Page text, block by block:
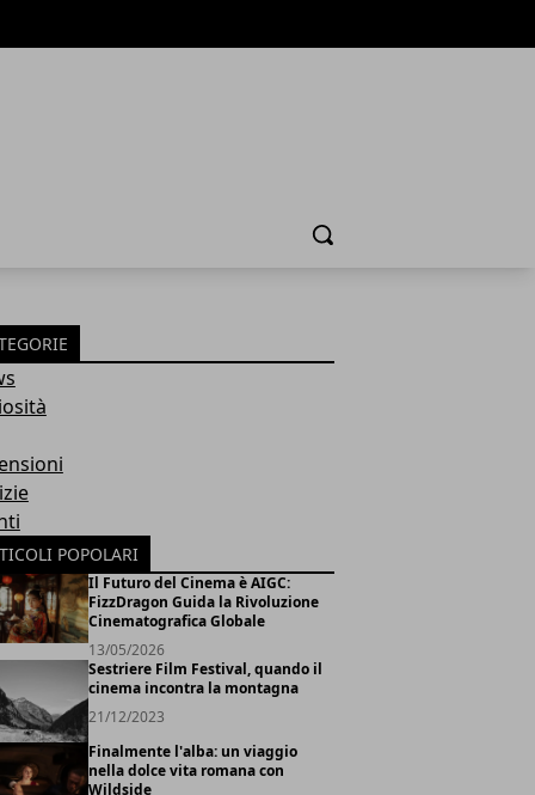
Cerca
POPOLARI
Il Futuro del Cinema è AIGC:
FizzDragon Guida la Rivoluzione
Cinematografica Globale
13/05/2026
Sestriere Film Festival, quando il
cinema incontra la montagna
21/12/2023
Finalmente l'alba: un viaggio
nella dolce vita romana con
Wildside